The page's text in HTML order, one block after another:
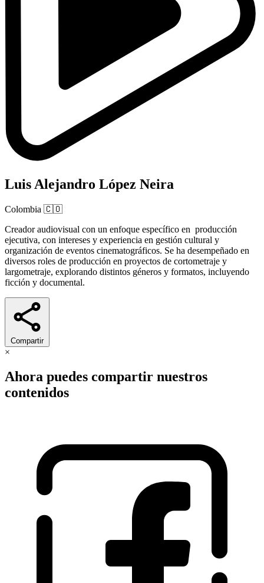
Luis Alejandro López Neira
Colombia 🇨🇴
Creador audiovisual con un enfoque específico en producción
ejecutiva, con intereses y experiencia en gestión cultural y
organización de eventos cinematográficos. Se ha desempeñado en
diversos roles de producción en proyectos de cortometraje y
largometraje, explorando distintos géneros y formatos, incluyendo
ficción y documental.
Compartir
×
Ahora puedes compartir nuestros
contenidos